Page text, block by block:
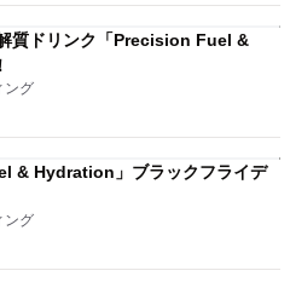
質ドリンク「Precision Fuel &
ング
& Hydration」ブラックフライデ
ング